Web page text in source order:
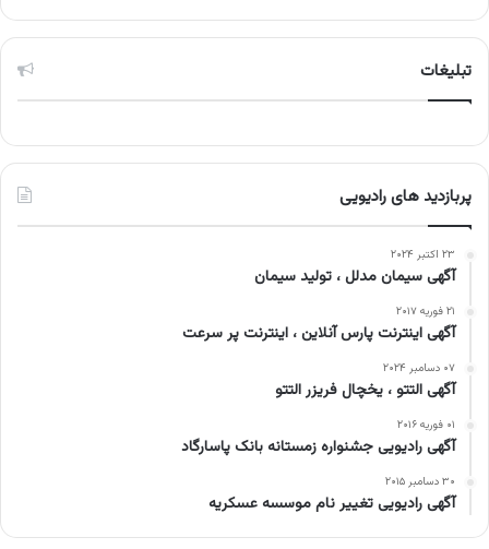
تبلیغات
پربازدید های رادیویی
۲۳ اکتبر ۲۰۲۴
آگهی سیمان مدلل ، تولید سیمان
۲۱ فوریه ۲۰۱۷
آگهی اینترنت پارس آنلاین ، اینترنت پر سرعت
۰۷ دسامبر ۲۰۲۴
آگهی التتو ، یخچال فریزر التتو
۰۱ فوریه ۲۰۱۶
آگهی رادیویی جشنواره زمستانه بانک پاسارگاد
۳۰ دسامبر ۲۰۱۵
آگهی رادیویی تغییر نام موسسه عسکریه